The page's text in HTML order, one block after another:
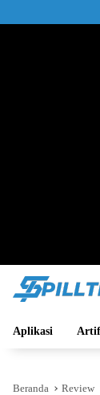
ke
Aplikasi
Beranda Review